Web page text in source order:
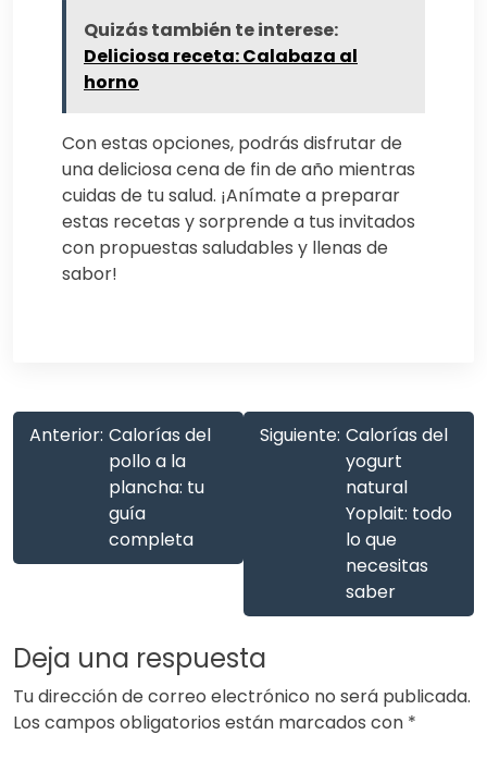
Quizás también te interese:
Deliciosa receta: Calabaza al
horno
Con estas opciones, podrás disfrutar de
una deliciosa cena de fin de año mientras
cuidas de tu salud. ¡Anímate a preparar
estas recetas y sorprende a tus invitados
con propuestas saludables y llenas de
sabor!
Anterior: Calorías del
pollo a la
plancha: tu
guía
completa
Siguiente: Calorías del
yogurt
natural
Yoplait: todo
lo que
necesitas
saber
Deja una respuesta
Tu dirección de correo electrónico no será publicada.
Los campos obligatorios están marcados con *